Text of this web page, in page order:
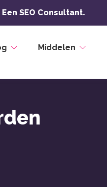
Een SEO Consultant.
Middelen